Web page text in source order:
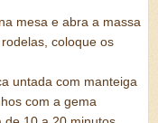
mesa e abra a massa
coloque os
untada com manteiga
com a gema